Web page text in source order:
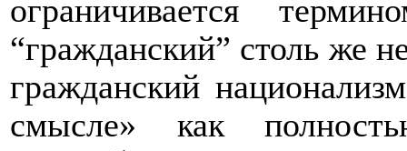
ограничивается
“гражданский” столь же
гражданский
смысле» как